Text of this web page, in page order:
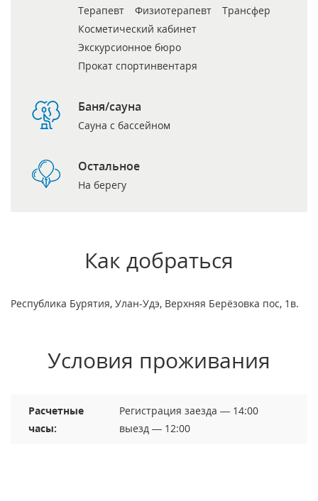
Терапевт
Физиотерапевт
Трансфер
Косметический кабинет
Экскурсионное бюро
Прокат спортинвентаря
Баня/сауна
Сауна с бассейном
Остальное
На берегу
Как добраться
Республика Бурятия, Улан-Удэ, Верхняя Берёзовка пос, 1в.
Условия проживания
Расчетные
часы:
Регистрация заезда — 14:00
выезд — 12:00